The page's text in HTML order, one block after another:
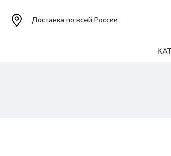
Доставка по всей России